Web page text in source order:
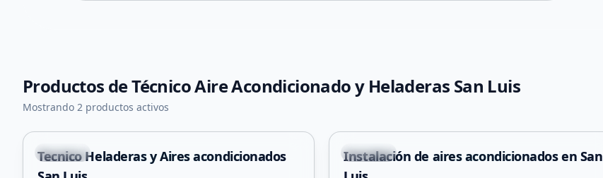
Productos deTécnico Aire Acondicionado y Heladeras San Luis
Mostrando 2 productos activos
Capital
Servicio
Tecnico Heladeras y Aires acondicionados
Capital
Instalación de aires acondicionados en San